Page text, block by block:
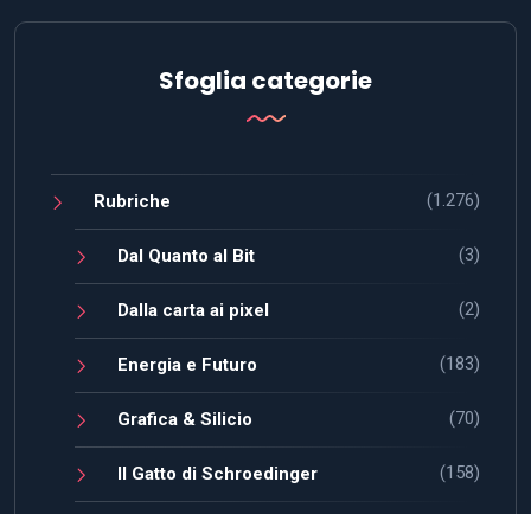
Sfoglia categorie
Rubriche (1.276)
Dal Quanto al Bit (3)
Dalla carta ai pixel (2)
Energia e Futuro (183)
Grafica & Silicio (70)
Il Gatto di Schroedinger (158)